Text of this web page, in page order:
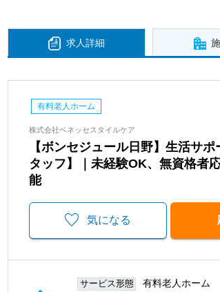
求人詳細
有料老人ホーム
株式会社ベネッセスタイルケア
【ボンセジュール日野】生活サ
タッフ】｜未経験OK、無資格者
能
気になる
サービス形態 有料老人ホーム